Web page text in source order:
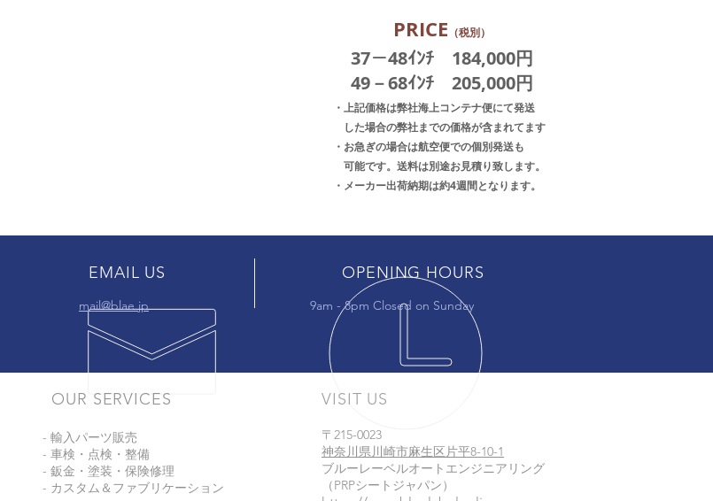
​PRICE （税別）
​37－48ｲﾝﾁ 184,000円
49－68ｲﾝﾁ 205,000円
・上記価格は弊社海上コンテナ便にて発送
した場合の弊社までの価格が含まれてます
・お急ぎの場合は航空便での個別発送も
可能です。送料は別途お見積り致します。
・メーカー出荷納期は約4週間となります。
EMAIL US
mail@blae.jp
OPENING HOURS
9am - 8pm Closed on Sunday
OUR SERVICES
- 輸入パーツ販売
- 車検・点検・整備
- 鈑金・塗装・保険修理
- カスタム＆ファブリケーション
VISIT US
〒215-0023
神奈川県川崎市麻生区片平8-10-1
ブルーレーベルオートエンジニアリング
​（PRPシートジャパン）